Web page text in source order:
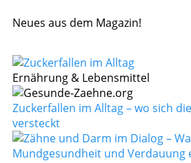
Neues aus dem Magazin!
Ernährung & Lebensmittel
Zuckerfallen im Alltag – wo sich
versteckt